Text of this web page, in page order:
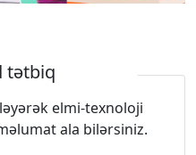
tətbiq
elmi-texnoloji
ala bilərsiniz.